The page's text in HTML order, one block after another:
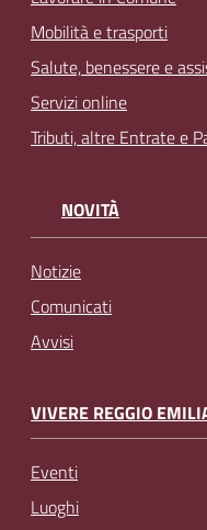
Mobilità e trasporti
Salute, benessere e
Servizi online
Tributi, altre Entrate e
NOVITÀ
Notizie
Comunicati
Avvisi
VIVERE REGGIO
Eventi
Luoghi